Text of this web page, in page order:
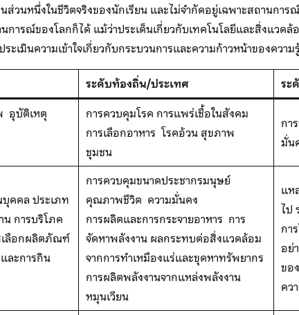
ส่วนหนึ่งในชีวิตจริงของนักเรียน และไม่จำกัดอยู่เฉพาะสถานกา
การณ์ของโลกก็ได้ แม้ว่าประเด็นเกี่ยวกับเทคโนโลยีและสิ่งแวด
เมินความเข้าใจเกี่ยวกับกระบวนการและความก้าวหน้าของควา
ระดับท้องถิ่น/ประเทศ ระ
อุบัติเหตุ
การควบคุมโรค การแพร่เชื้อในสังคม
การเลือกอาหาร โรคอ้วน สุขภาพ
ชุมชน
กา
มั่น
บุคคล ประเภท
น การบริโภค
เลือกผลิตภัณฑ์
ละการกิน
การควบคุมขนาดประชากรมนุษย์
คุณภาพชีวิต ความมั่นคง
การผลิตและการกระจายอาหาร การ
จัดหาพลังงาน ผลกระทบต่อสิ่งแวดล้อม
จากการทำเหมืองแร่และขุดหาทรัพยากร
การผลิตพลังงานจากแหล่งพลังงาน
หมุนเวียน
แห
ไป
กา
อย่
ของ
คว